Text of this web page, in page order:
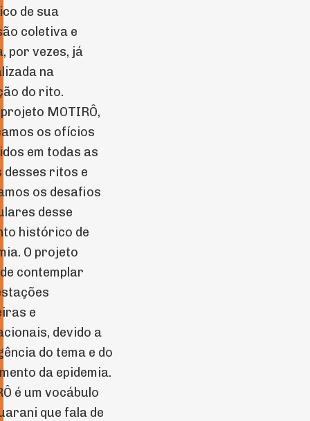
de sua
coletiva e
por vezes, já
na
do rito.
MOTIRÔ,
os ofícios
em todas as
desses ritos e
os desafios
desse
histórico de
O projeto
contemplar
e
devido a
do tema e do
da epidemia.
é um vocábulo
que fala de